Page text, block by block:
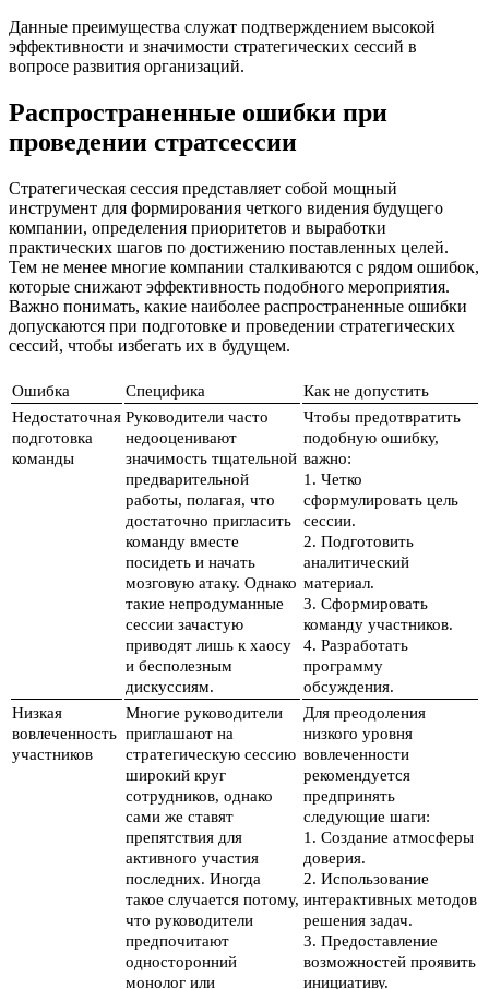
Данные преимущества служат подтверждением высокой
эффективности и значимости стратегических сессий в
вопросе развития организаций.
Распространенные ошибки при
проведении стратсессии
Стратегическая сессия представляет собой мощный
инструмент для формирования четкого видения будущего
компании, определения приоритетов и выработки
практических шагов по достижению поставленных целей.
Тем не менее многие компании сталкиваются с рядом ошибок,
которые снижают эффективность подобного мероприятия.
Важно понимать, какие наиболее распространенные ошибки
допускаются при подготовке и проведении стратегических
сессий, чтобы избегать их в будущем.
Ошибка Специфика
Как не допустить
Недостаточная
подготовка
команды
Руководители часто
недооценивают
значимость тщательной
предварительной
работы, полагая, что
достаточно пригласить
команду вместе
посидеть и начать
мозговую атаку. Однако
такие непродуманные
сессии зачастую
приводят лишь к хаосу
и бесполезным
дискуссиям.
Чтобы предотвратить
подобную ошибку,
важно:
1. Четко
сформулировать цель
сессии.
2. Подготовить
аналитический
материал.
3. Сформировать
команду участников.
4. Разработать
программу
обсуждения.
Низкая
вовлеченность
участников
Многие руководители
приглашают на
стратегическую сессию
широкий круг
сотрудников, однако
сами же ставят
препятствия для
активного участия
последних. Иногда
такое случается потому,
что руководители
предпочитают
односторонний
монолог или
Для преодоления
низкого уровня
вовлеченности
рекомендуется
предпринять
следующие шаги:
1. Создание атмосферы
доверия.
2. Использование
интерактивных методов
решения задач.
3. Предоставление
возможностей проявить
инициативу.